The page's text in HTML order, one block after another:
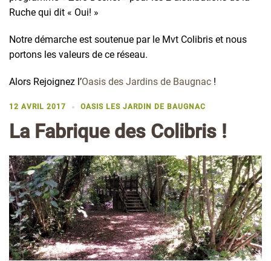
Ruche qui dit « Oui! »
Notre démarche est soutenue par le Mvt Colibris et nous
portons les valeurs de ce réseau.
Alors Rejoignez l’Oasis des Jardins de Baugnac !
12 AVRIL 2017 OASIS LES JARDIN DE BAUGNAC
La Fabrique des Colibris !